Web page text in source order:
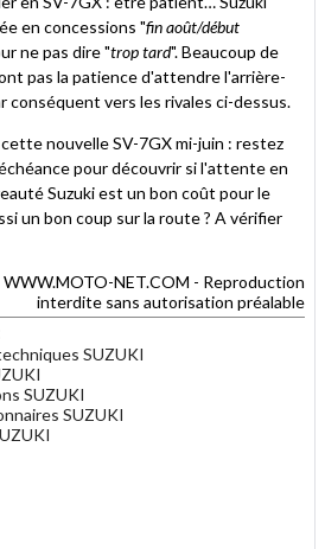
en concessions "fin août/début
ne pas dire "trop tard". Beaucoup de
pas la patience d'attendre l'arrière-
conséquent vers les rivales ci-dessus.
nouvelle SV-7GX mi-juin : restez
pour découvrir si l'attente en
Suzuki est un bon coût pour le
un bon coup sur la route ? A vérifier
NET.COM - Reproduction
interdite sans autorisation préalable
SUZUKI
SUZUKI
SUZUKI